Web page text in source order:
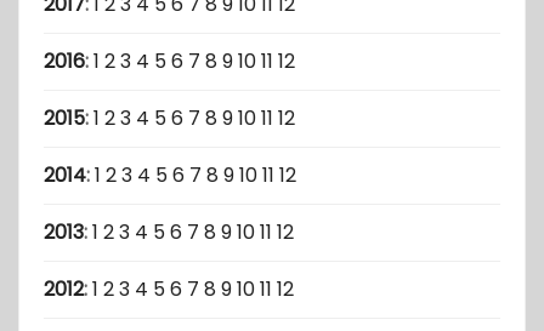
2016:1 23 4 56 7 8 91011 12
2015:1 23 4 56 7 8 91011 12
2014:1 23 4 56 7 8 91011 12
2013:1 23 4 56 7 8 91011 12
2012:1 23 4 56 7 8 91011 12